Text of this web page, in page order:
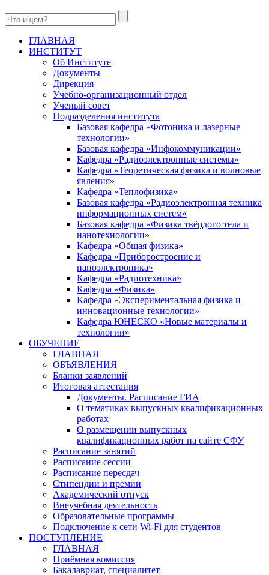
ГЛАВНАЯ
ИНСТИТУТ
Об Институте
Документы
Дирекция
Учебно-организационный отдел
Ученый совет
Подразделения института
Базовая кафедра «Фотоника и лазерные
технологии»
Базовая кафедра «Инфокоммуникации»
Кафедра «Радиоэлектронные системы»
Кафедра «Теоретическая физика и волновые
явления»
Кафедра «Теплофизика»
Базовая кафедра «Радиоэлектронная техника
информационных систем»
Базовая кафедра «Физика твёрдого тела и
нанотехнологии»
Кафедра «Общая физика»
Кафедра «Приборостроение и
наноэлектроника»
Кафедра «Радиотехника»
Кафедра «Физика»
Кафедра «Экспериментальная физика и
инновационные технологии»
Кафедра ЮНЕСКО «Новые материалы и
технологии»
ОБУЧЕНИЕ
ГЛАВНАЯ
ОБЪЯВЛЕНИЯ
Бланки заявлений
Итоговая аттестация
Документы. Расписание ГИА
О тематиках выпускных квалификационных
работах
О размещении выпускных
квалификационных работ на сайте СФУ
Расписание занятий
Расписание сессии
Расписание пересдач
Стипендии и премии
Академический отпуск
Внеучебная деятельность
Образовательные программы
Подключение к сети Wi-Fi для студентов
ПОСТУПЛЕНИЕ
ГЛАВНАЯ
Приёмная комиссия
Бакалавриат, специалитет